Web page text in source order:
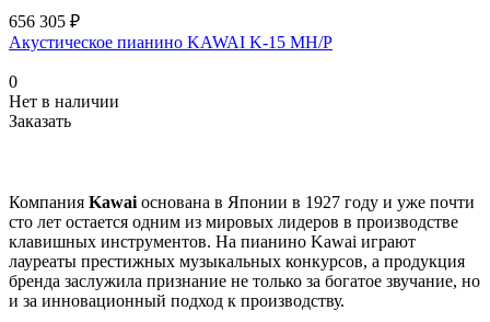
656 305 ₽
Акустическое пианино KAWAI K-15 MH/P
0
Нет в наличии
Заказать
Компания Kawai основана в Японии в 1927 году и уже почти
сто лет остается одним из мировых лидеров в производстве
клавишных инструментов. На пианино Kawai играют
лауреаты престижных музыкальных конкурсов, а продукция
бренда заслужила признание не только за богатое звучание, но
и за инновационный подход к производству.